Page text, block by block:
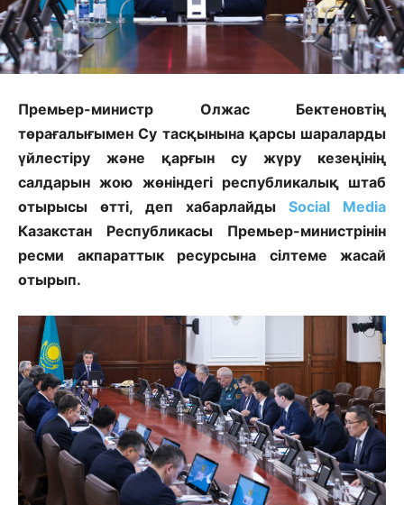
Премьер-министр Олжас Бектеновтің
төрағалығымен Су тасқынына қарсы шараларды
үйлестіру және қарғын су жүру кезеңінің
салдарын жою жөніндегі республикалық штаб
отырысы өтті, деп хабарлайды Social Media
Казакстан Республикасы Премьер-министрінін
ресми акпараттык ресурсына сілтеме жасай
отырып.